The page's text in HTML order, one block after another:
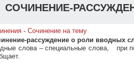
СОЧИНЕНИЕ-
- Сочинение на тему
рассуждение о роли вводных
слова – специальные слова, при